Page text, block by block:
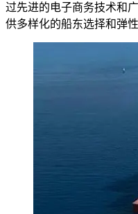
过先进的电子商务技术和
供多样化的船东选择和弹